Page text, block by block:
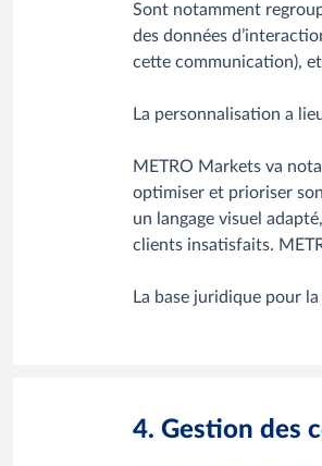
Sont notamment
des données
cette communication),
La personnalisation a
METRO Markets va
optimiser et prioriser
un langage visuel
clients insatisfaits.
La base juridique pour
4. Gestion des